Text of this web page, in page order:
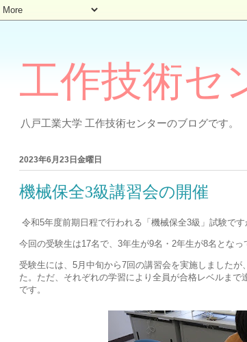
工作技術セ
八戸工業大学 工作技術センターのブログです。
2023年6月23日金曜日
機械保全3級講習会の開催
令和5年度前期日程で行われる「機械保全3級」試験で
今回の受験生は17名で、3年生が9名・2年生が8名となっ
受験生には、5月中旬から7回の講習会を実施しましたが
た。ただ、それぞれの学習により全員が合格レベルまで
です。